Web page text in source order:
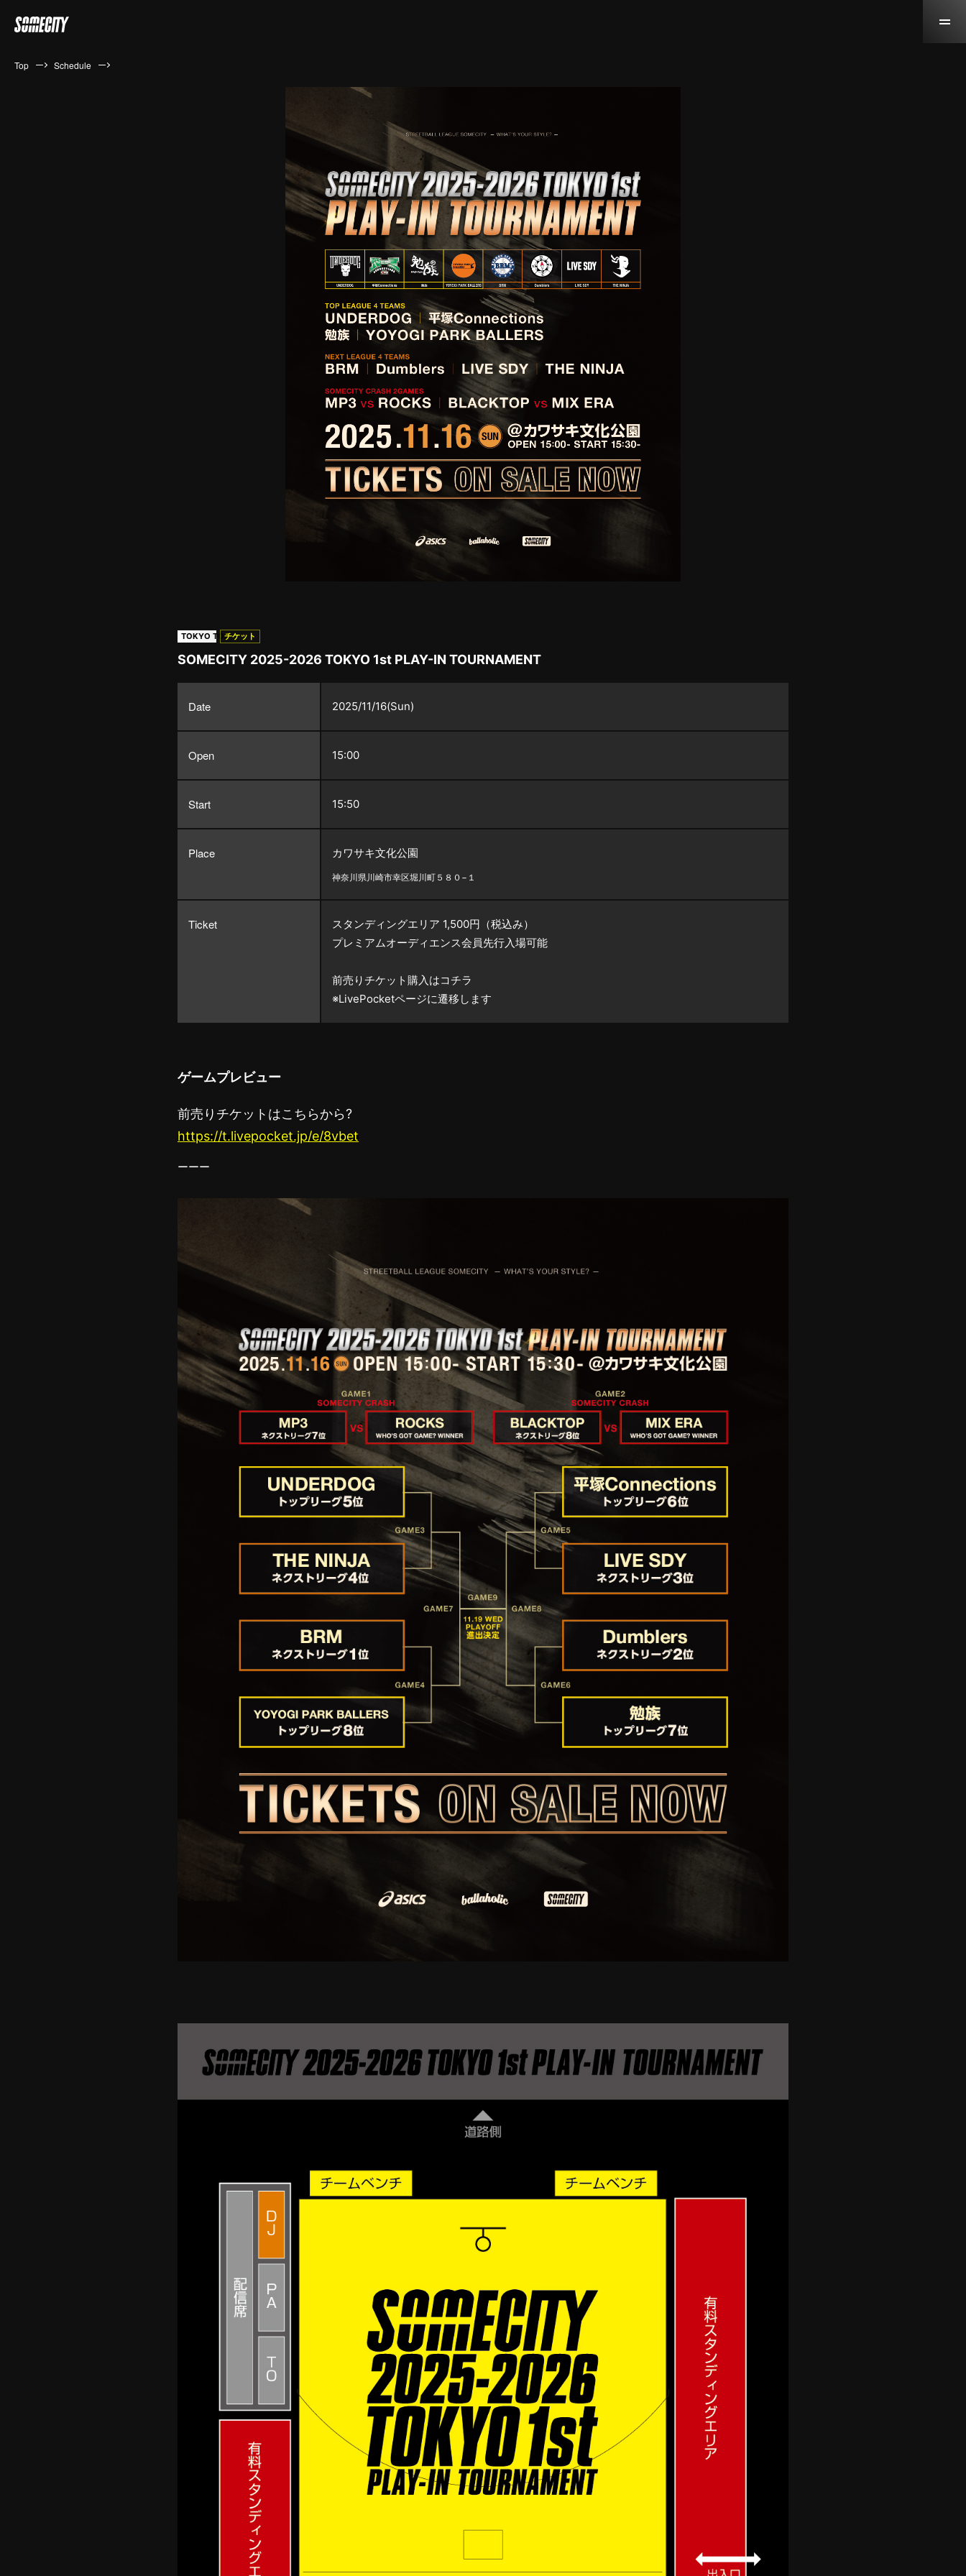
Top Schedule
TOKYO TOPチケット
SOMECITY 2025-2026 TOKYO 1st PLAY-IN TOURNAMENT
Date 2025/11/16(Sun)
Open 15:00
Start 15:50
Place カワサキ文化公園
神奈川県川崎市幸区堀川町５８０−１
Ticket
スタンディングエリア 1,500円（税込み）
プレミアムオーディエンス会員先行入場可能
前売りチケット購入はコチラ
※LivePocketページに遷移します
ゲームプレビュー
前売りチケットはこちらから?
https://t.livepocket.jp/e/8vbet
ーーー